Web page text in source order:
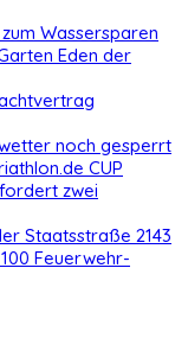
Wassersparen
Eden der
noch gesperrt
CUP
zwei
Staatsstraße 2143
Feuerwehr-